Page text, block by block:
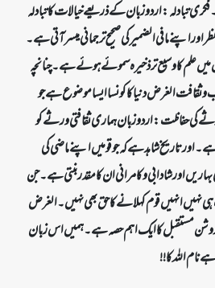
تبادلہ: اردو زبان کے ذریعے خیالات کا تبادلہ
اپنے مافی الضمیر کی صحیح ترجمانی میسر آتی ہے۔
علم کا وسیع تر ذخیرہ سموئے ہوئے ہے۔ چنانچہ
ثقافت الغرض دنیا کا کونسا ایسا موضوع ہے جو
کی حفاظت: اردو زبان ہماری ثقافتی ورثے کو
اور تاریخ شاہد ہے کہ جو قومیں اپنے ماضی کی
اور شادابی و کامرانی ان کا مقدر بنتی ہے۔جن
نہیں انہیں قوم کہلانے کا حق بھی نہیں۔ الغرض
مستقبل کا ایک اہم حصہ ہے۔ ہمیں اس زبان
نام اللہ کا!!